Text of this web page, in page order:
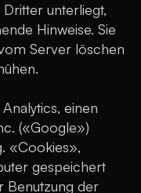
unterliegt,
Hinweise. Sie
Server löschen
einen
(«Google»)
«Cookies»,
gespeichert
Benutzung der